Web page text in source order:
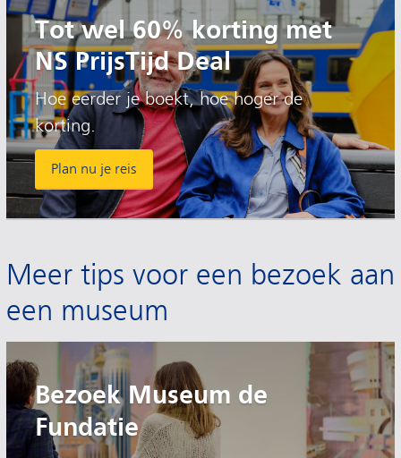
Tot wel 60% korting met
NS PrijsTijd Deal
Hoe eerder je boekt, hoe hoger de
korting.
Plan nu je reis
Meer tips voor een bezoek aan
een museum
Bezoek Museum de
Fundatie